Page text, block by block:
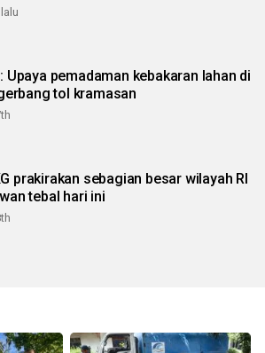
Upaya pemadaman kebakaran lahan di
tol kramasan
prakirakan sebagian besar wilayah RI
tebal hari ini